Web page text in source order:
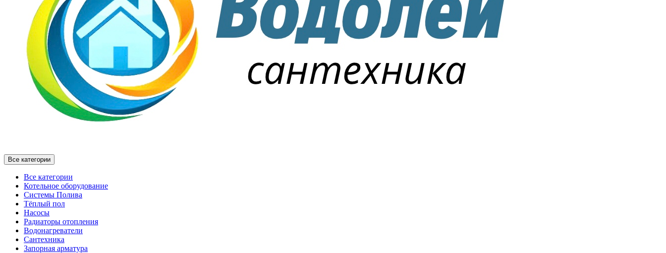
Все категории
Все категории
Котельное оборудование
Системы Полива
Тёплый пол
Насосы
Радиаторы отопления
Водонагреватели
Сантехника
Запорная арматура